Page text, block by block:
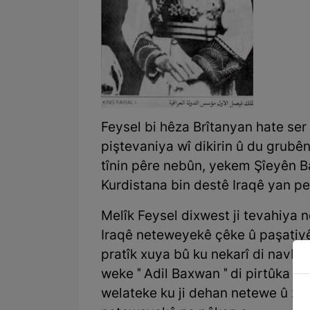
Feysel bi hêza Brîtanyan hate
piştevaniya wî dikirin û du
tînin pêre nebûn, yekem Şîeyên
Kurdistana bin destê Iraqê yan
Melîk Feysel dixwest ji tevahiya
Iraqê neteweyekê çêke û
pratîk xuya bû ku nekarî di
weke " Adil Baxwan " di pirtûka
welateke ku ji dehan netewe û